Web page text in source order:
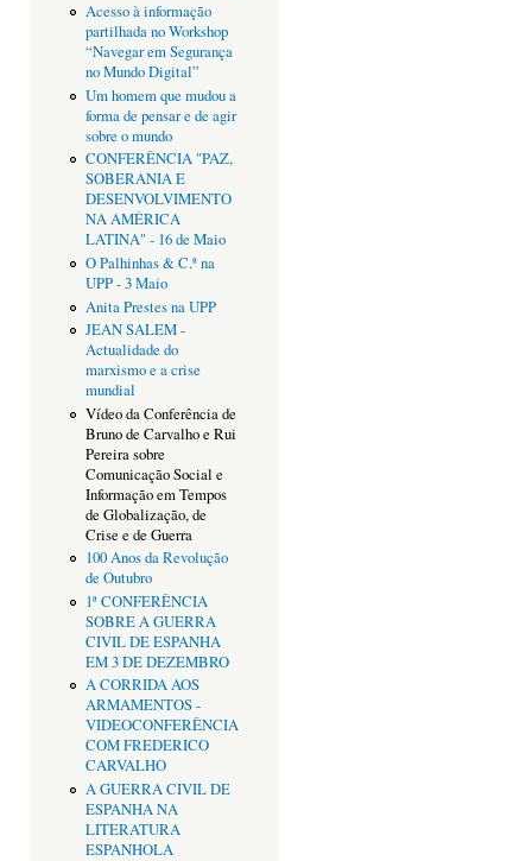
Acesso à informação
partilhada no Workshop
“Navegar em Segurança
no Mundo Digital”
Um homem que mudou a
forma de pensar e de agir
sobre o mundo
CONFERÊNCIA "PAZ,
SOBERANIA E
DESENVOLVIMENTO
NA AMÉRICA
LATINA" - 16 de Maio
O Palhinhas & C.ª na
UPP - 3 Maio
Anita Prestes na UPP
JEAN SALEM -
Actualidade do
marxismo e a crise
mundial
Vídeo da Conferência de
Bruno de Carvalho e Rui
Pereira sobre
Comunicação Social e
Informação em Tempos
de Globalização, de
Crise e de Guerra
100 Anos da Revolução
de Outubro
1ª CONFERÊNCIA
SOBRE A GUERRA
CIVIL DE ESPANHA
EM 3 DE DEZEMBRO
A CORRIDA AOS
ARMAMENTOS -
VIDEOCONFERÊNCIA
COM FREDERICO
CARVALHO
A GUERRA CIVIL DE
ESPANHA NA
LITERATURA
ESPANHOLA